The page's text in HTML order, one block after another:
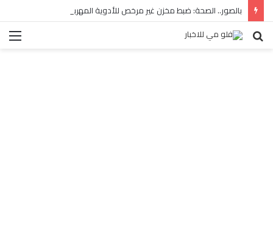
بالصور.. الصحة: ضبط مخزن غير مرخص للأدوية المهربة بالبساتين
بحث